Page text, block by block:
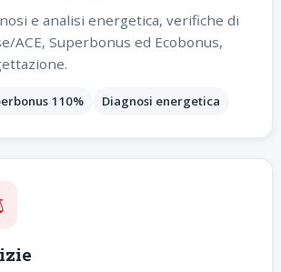
e analisi energetica, verifiche di
ACE, Superbonus ed Ecobonus,
110% Diagnosi energetica